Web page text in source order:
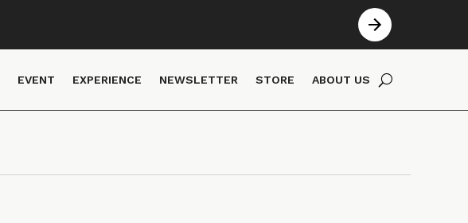
EVENT EXPERIENCE NEWSLETTER STORE ABOUT US